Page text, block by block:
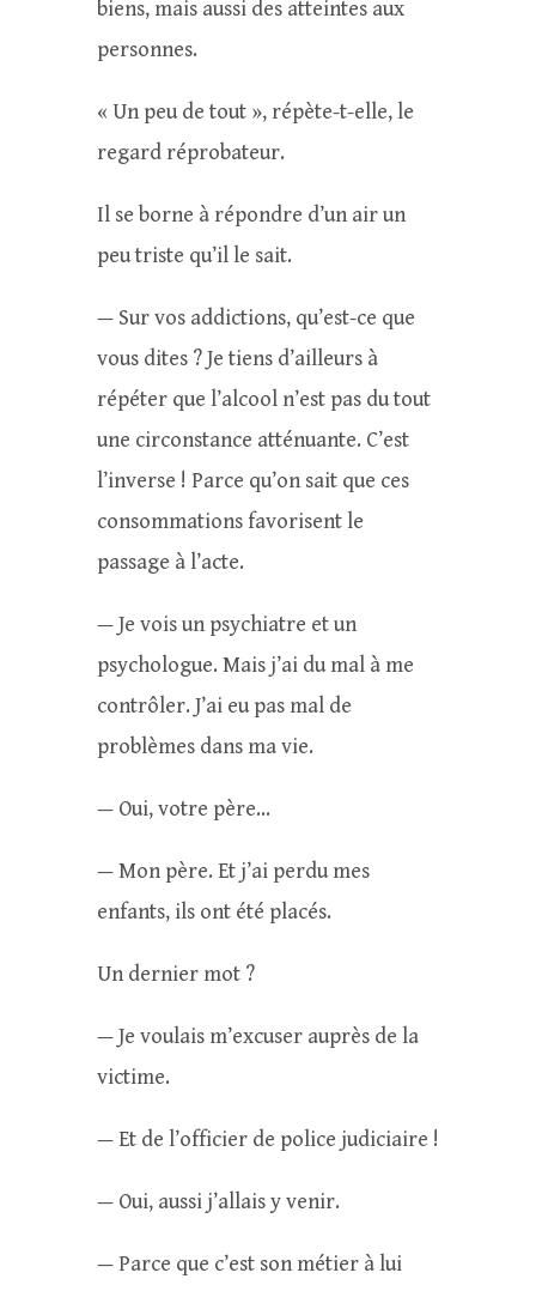
biens, mais aussi des atteintes aux
personnes.
« Un peu de tout », répète-t-elle, le
regard réprobateur.
Il se borne à répondre d’un air un
peu triste qu’il le sait.
— Sur vos addictions, qu’est-ce que
vous dites ? Je tiens d’ailleurs à
répéter que l’alcool n’est pas du tout
une circonstance atténuante. C’est
l’inverse ! Parce qu’on sait que ces
consommations favorisent le
passage à l’acte.
— Je vois un psychiatre et un
psychologue. Mais j’ai du mal à me
contrôler. J’ai eu pas mal de
problèmes dans ma vie.
— Oui, votre père…
— Mon père. Et j’ai perdu mes
enfants, ils ont été placés.
Un dernier mot ?
— Je voulais m’excuser auprès de la
victime.
— Et de l’officier de police judiciaire !
— Oui, aussi j’allais y venir.
— Parce que c’est son métier à lui